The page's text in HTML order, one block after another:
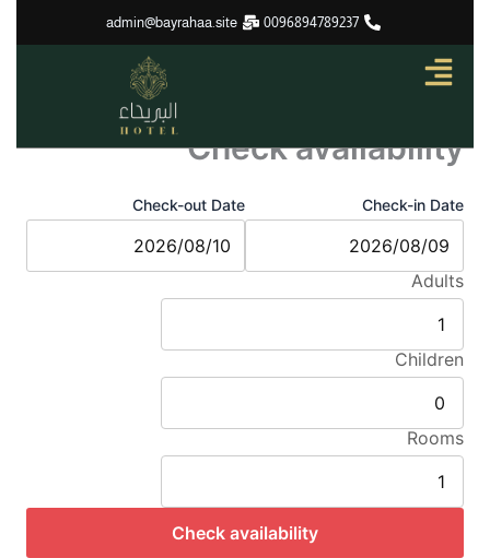
إلى
المحتوى
0096894789237
admin@bayrahaa.site
Check availability
Check-in Date
Check-out Date
Adults
Children
Rooms
Check availability